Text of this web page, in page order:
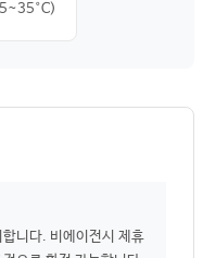
니다. 비에이전시 제휴